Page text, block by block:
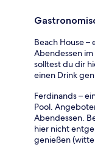
Beach House
Abendessen
solltest du dir
einen Drink
Ferdinands –
Pool.
Abendessen.
hier nicht
genießen